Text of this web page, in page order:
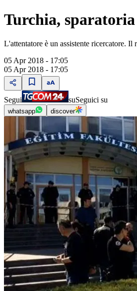
Turchia,
L'attentatore è un assistente ricercatore.
05 Apr 2018 - 17:05
05 Apr 2018 - 17:05
Segui suSeguici su
whatsapp discover